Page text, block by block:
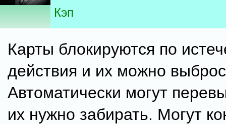
Кэп
Карты блокируются по
действия и их можно
Автоматически могут
их нужно забирать. Могут